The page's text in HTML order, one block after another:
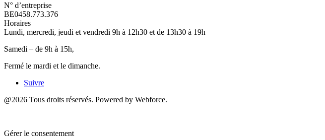
N° d’entreprise
BE0458.773.376
Horaires
Lundi, mercredi, jeudi et vendredi 9h à 12h30 et de 13h30 à 19h
Samedi – de 9h à 15h,
Fermé le mardi et le dimanche.
Suivre
@2026 Tous droits réservés. Powered by Webforce.
Gérer le consentement